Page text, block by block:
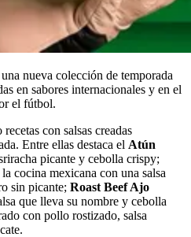
una nueva colección de temporada
en sabores internacionales y en el
el fútbol.
con salsas creadas
Entre ellas destaca el Atún
picante y cebolla crispy;
cocina mexicana con una salsa
sin picante; Roast Beef Ajo
que lleva su nombre y cebolla
con pollo rostizado, salsa